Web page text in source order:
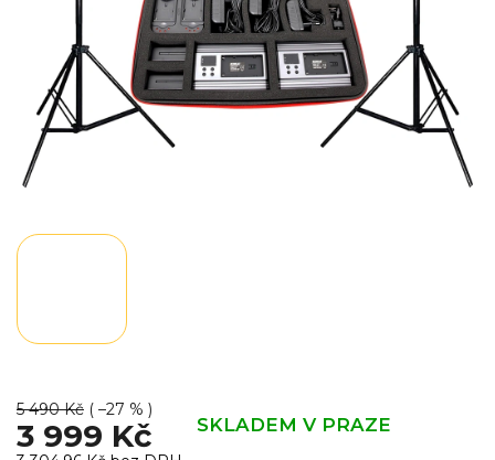
5 490 Kč ( –27 % )
3 999 Kč SKLADEM V PRAZE